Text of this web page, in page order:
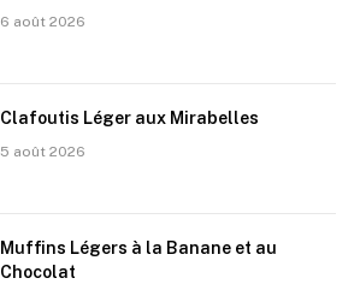
6 août 2026
Clafoutis Léger aux Mirabelles
5 août 2026
Muffins Légers à la Banane et au
Chocolat